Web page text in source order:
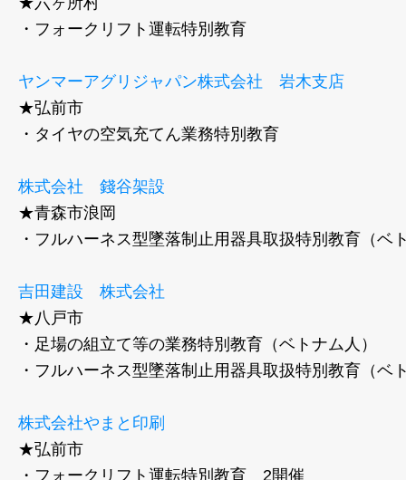
・フォークリフト運転特別教育
ヤンマーアグリジャパン株式会社 岩木支店
★弘前市
​・タイヤの空気充てん業務特別教育
株式会社 錢谷架設
★青森市浪岡
・フルハーネス型墜落制止用器具取扱特別教育（ベ
吉田建設 株式会社
★八戸市
・足場の組立て等の業務特別教育（ベトナム人）
・フルハーネス型墜落制止用器具取扱特別教育（ベ
株式会社やまと印刷
★弘前市
・フォークリフト運転特別教育 2開催